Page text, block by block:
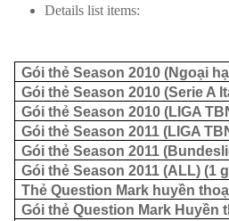
Details list items:
Gói thẻ Season 2010 (Ngoại
Gói thẻ Season 2010 (Serie A
Gói thẻ Season 2010 (LIGA
Gói thẻ Season 2011 (LIGA
Gói thẻ Season 2011
Gói thẻ Season 2011 (ALL) (1
Thẻ Question Mark huyền
Gói thẻ Question Mark Huyền